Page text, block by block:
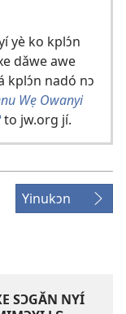
yè ko kplɔ́n
dǎwe awe
kplɔ́n nadó nɔ
Wẹ Owanyi
to jw.org jí.
Yinukɔn
SƆGǍN NYÍ